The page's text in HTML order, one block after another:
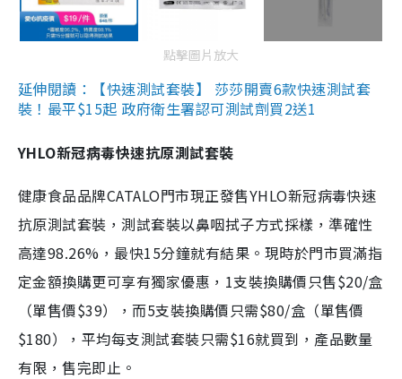
點擊圖片放大
延伸閱讀：【快速測試套裝】 莎莎開賣6款快速測試套
裝！最平$15起 政府衛生署認可測試劑買2送1
YHLO新冠病毒快速抗原測試套裝
健康食品品牌CATALO門市現正發售YHLO新冠病毒快速
抗原測試套裝，測試套裝以鼻咽拭子方式採樣，準確性
高達98.26%，最快15分鐘就有結果。現時於門市買滿指
定金額換購更可享有獨家優惠，1支裝換購價只售$20/盒
（單售價$39），而5支裝換購價只需$80/盒（單售價
$180），平均每支測試套裝只需$16就買到，產品數量
有限，售完即止。